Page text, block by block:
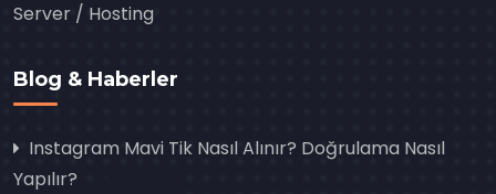
Server / Hosting
Blog & Haberler
Instagram Mavi Tik Nasıl Alınır? Doğrulama Nasıl
Yapılır?